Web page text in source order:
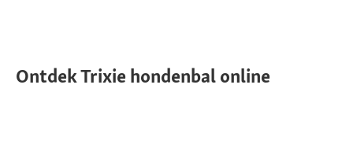
Ontdek Trixie hondenbal online